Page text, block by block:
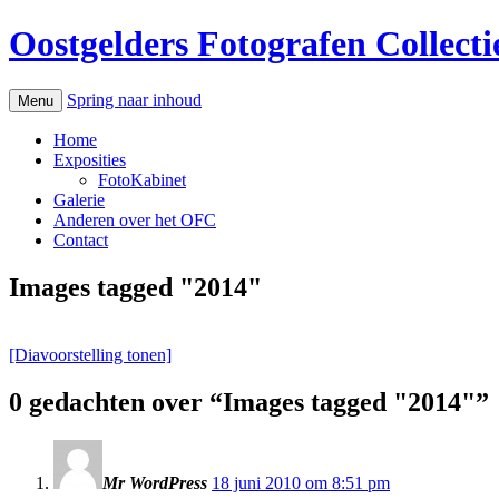
Oostgelders Fotografen
Menu Spring naar inhoud
Home
Exposities
FotoKabinet
Galerie
Anderen over het OFC
Contact
Images tagged "2014"
[Diavoorstelling tonen]
0 gedachten over “Images tagged "2014"”
Mr WordPress 18 juni 2010 om 8:51 pm